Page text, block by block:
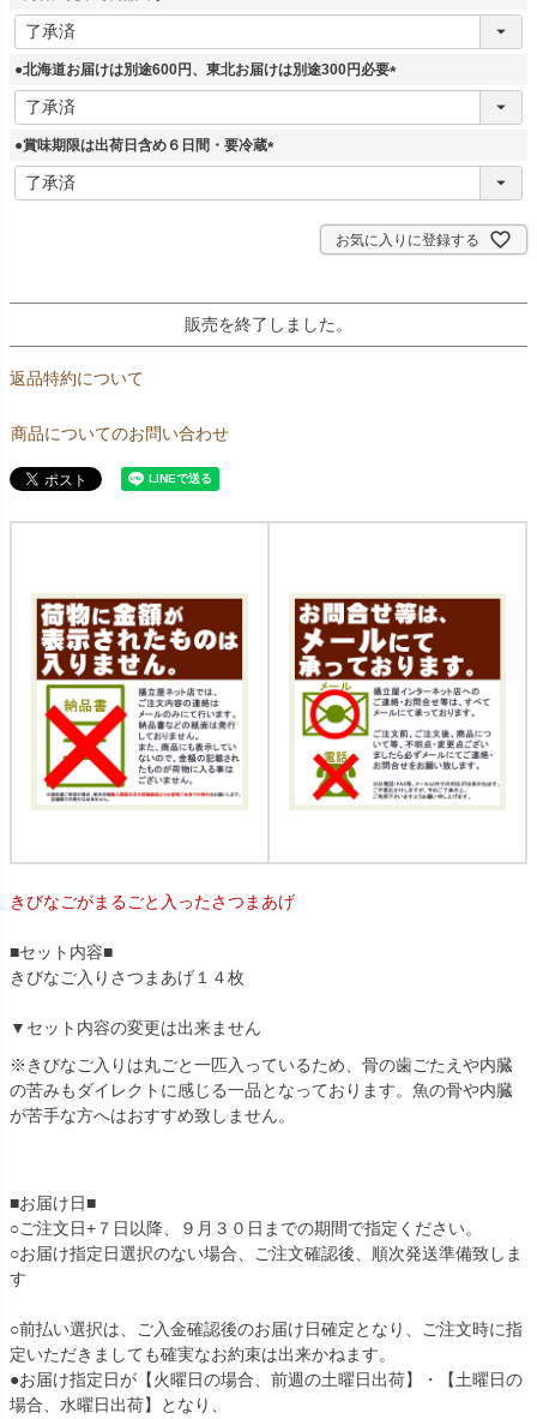
(
須
●北海道お届けは別途600円、東北お届けは別途300円必要
(
●賞味期限は出荷日含め６日間・要冷蔵
(
お気に入りに登録する
販売を終了しました。
返品特約について
商品についてのお問い合わせ
きびなごがまるごと入ったさつまあげ
■セット内容■
きびなご入りさつまあげ１４枚
▼セット内容の変更は出来ません
※きびなご入りは丸ごと一匹入っているため、骨の歯ごたえや内臓
の苦みもダイレクトに感じる一品となっております。魚の骨や内臓
が苦手な方へはおすすめ致しません。
■お届け日■
○ご注文日+７日以降、９月３０日までの期間で指定ください。
○お届け指定日選択のない場合、ご注文確認後、順次発送準備致しま
す
○前払い選択は、ご入金確認後のお届け日確定となり、ご注文時に指
定いただきましても確実なお約束は出来かねます。
●お届け指定日が【火曜日の場合、前週の土曜日出荷】・【土曜日の
場合、水曜日出荷】となり、